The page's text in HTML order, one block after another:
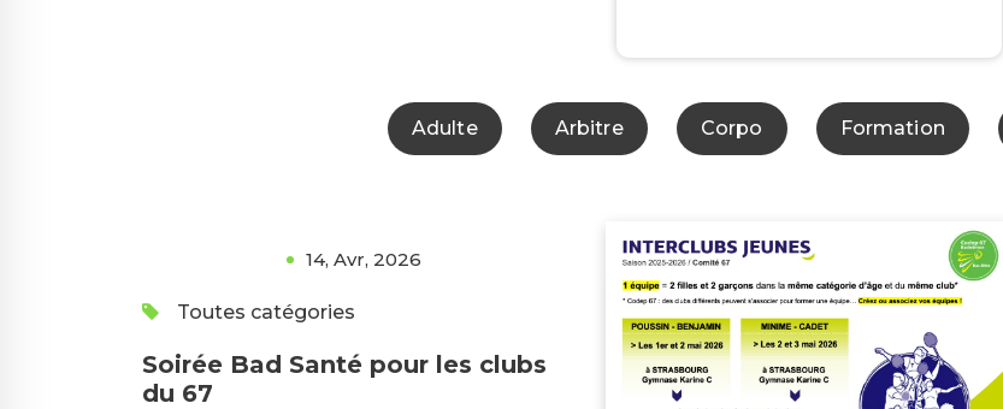
Adulte Arbitre Corpo Formation
14, Avr, 2026
Toutes catégories
Soirée Bad Santé pour les clubs
du 67